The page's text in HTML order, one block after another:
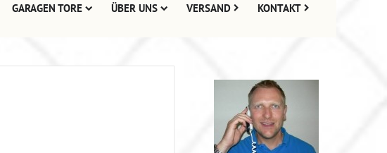
GARAGEN TORE ÜBER UNS VERSAND KONTAKT